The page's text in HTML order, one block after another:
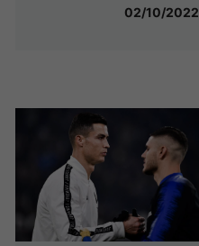
02/10/2022